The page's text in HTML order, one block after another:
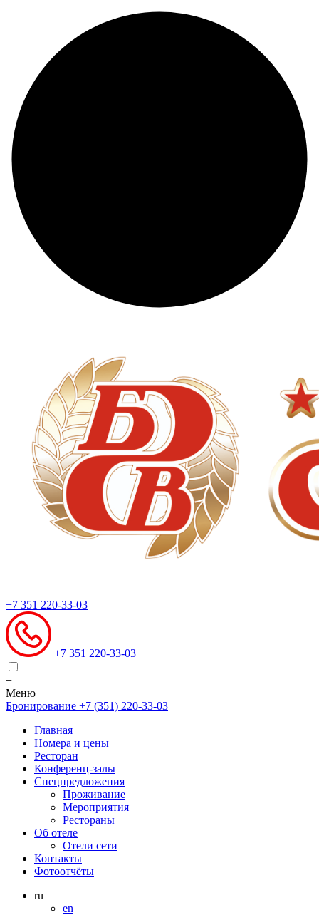
+7 351 220-33-03
+7 351 220-33-03
+
Меню
Бронирование +7 (351) 220-33-03
Главная
Номера и цены
Ресторан
Конференц-залы
Спецпредложения
Проживание
Мероприятия
Рестораны
Об отеле
Отели сети
Контакты
Фотоотчёты
ru
en